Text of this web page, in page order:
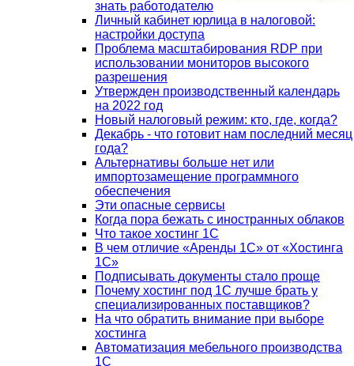
знать работодателю
Личный кабинет юрлица в налоговой:
настройки доступа
Проблема масштабирования RDP при
использовании мониторов высокого
разрешения
Утвержден производственный календарь
на 2022 год
Новый налоговый режим: кто, где, когда?
Декабрь - что готовит нам последний месяц
года?
Альтернативы больше нет или
импортозамещение программного
обеспечения
Эти опасные сервисы
Когда пора бежать с иностранных облаков
Что такое хостинг 1С
В чем отличие «Аренды 1С» от «Хостинга
1С»
Подписывать документы стало проще
Почему хостинг под 1С лучше брать у
специализированных поставщиков?
На что обратить внимание при выборе
хостинга
Автоматизация мебельного производства
1С